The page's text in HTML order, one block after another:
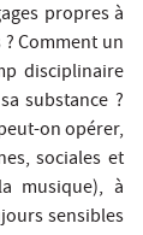
propres à
Comment un
disciplinaire
substance ?
on opérer,
sociales et
musique), à
sensibles